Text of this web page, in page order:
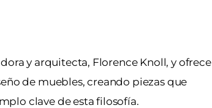
y arquitecta, Florence Knoll, y ofrece
de muebles, creando piezas que
clave de esta filosofía.